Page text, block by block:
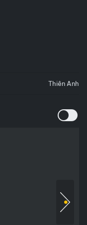
Thiên Anh